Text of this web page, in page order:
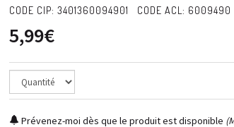
CODE CIP: 3401360094901 CODE ACL: 6009490
5,99€
Prévenez-moi dès que le produit est disponible